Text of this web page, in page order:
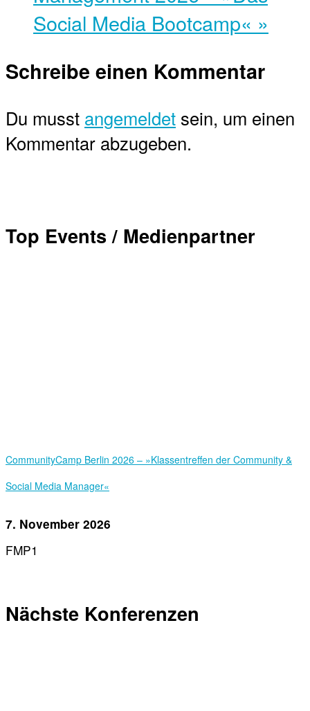
Social Media Bootcamp« »
Schreibe einen Kommentar
Du musst angemeldet sein, um einen
Kommentar abzugeben.
Top Events / Medienpartner
Community­Camp Berlin 2026 – »Klassentreffen der Community &
Social Media Manager«
7. November 2026
FMP1
Nächste Konferenzen